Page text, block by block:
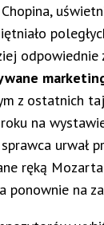
odpowiednie
z ostatnich
na
urwał
ręką
ponownie na